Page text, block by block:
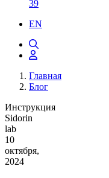
39
EN
Главная
Блог
Инструкция
Sidorin
lab
10
октября,
2024